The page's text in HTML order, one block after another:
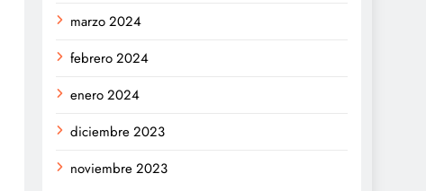
marzo 2024
febrero 2024
enero 2024
diciembre 2023
noviembre 2023